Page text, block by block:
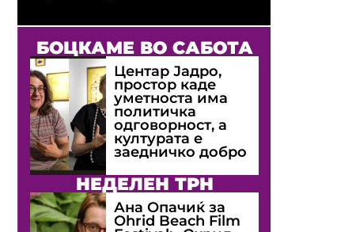
БОЦКАМЕ ВО САБОТА
Центар Јадро,
простор каде
уметноста има
политичка
одговорност, а
културата е
заедничко добро
НЕДЕЛЕН ТРН
Ана Опачиќ за
Оhrid Beach Film